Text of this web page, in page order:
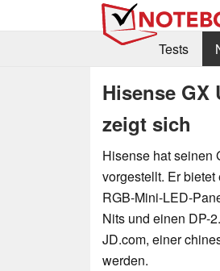
Tests
Hisense GX
zeigt sich
Hisense hat seinen
vorgestellt. Er
RGB-Mini-LED-
Nits und einen DP-
JD.com, einer
werden.